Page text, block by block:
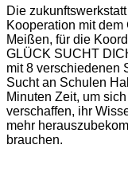
Die
Kooperation mit
Meißen, für die
GLÜCK SUCHT
mit 8 verschiedenen
Sucht an Schulen
Minuten Zeit, um
verschaffen, ihr
mehr
brauchen.